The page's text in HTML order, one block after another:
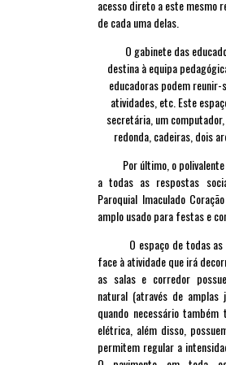
acesso direto a este mesmo
de cada uma delas.
O gabinete das
destina à equipa
educadoras podem
atividades, etc. Este
secretária, um
redonda, cadeiras, dois
Por último, o polivalente
a todas as respostas
Paroquial Imaculado
amplo usado para festas e
O espaço de todas as
face à atividade que irá
as salas e corredor
natural (através de amplas
quando necessário
elétrica, além disso,
permitem regular a